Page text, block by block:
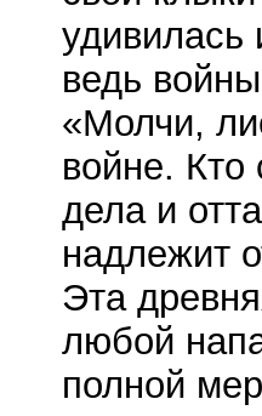
удивилась
ведь
«Молчи,
войне. Кто
дела и
надлежит
Эта
любой
полной